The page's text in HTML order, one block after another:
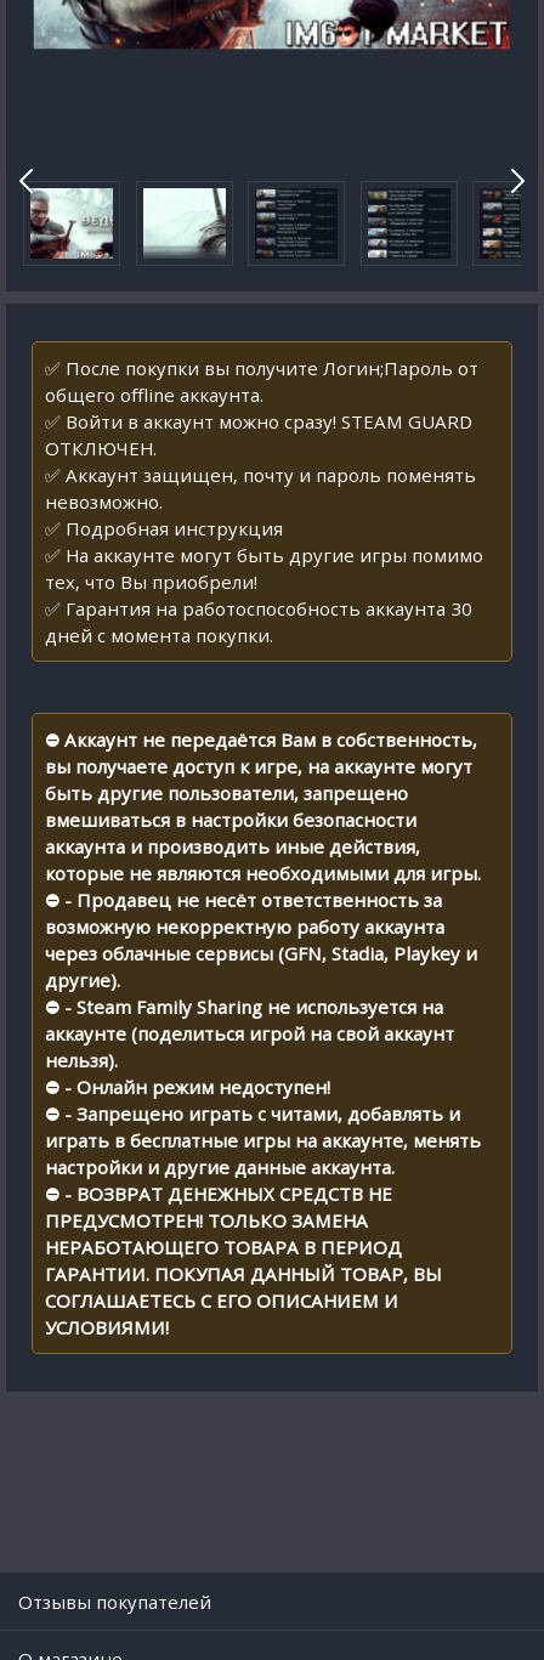
✅ После покупки вы получите Логин;Пароль от
общего offline аккаунта.
✅ Войти в аккаунт можно сразу! STEAM GUARD
ОТКЛЮЧЕН.
✅ Аккаунт защищен, почту и пароль поменять
невозможно.
✅ Подробная инструкция
✅ На аккаунте могут быть другие игры помимо
тех, что Вы приобрели!
✅ Гарантия на работоспособность аккаунта 30
дней с момента покупки.
⛔ Аккаунт не передаётся Вам в собственность,
вы получаете доступ к игре, на аккаунте могут
быть другие пользователи, запрещено
вмешиваться в настройки безопасности
аккаунта и производить иные действия,
которые не являются необходимыми для игры.
⛔ - Продавец не несёт ответственность за
возможную некорректную работу аккаунта
через облачные сервисы (GFN, Stadia, Playkey и
другие).
⛔ - Steam Family Sharing не используется на
аккаунте (поделиться игрой на свой аккаунт
нельзя).
⛔ - Онлайн режим недоступен!
⛔ - Запрещено играть с читами, добавлять и
играть в бесплатные игры на аккаунте, менять
настройки и другие данные аккаунта.
⛔ - ВОЗВРАТ ДЕНЕЖНЫХ СРЕДСТВ НЕ
ПРЕДУСМОТРЕН! ТОЛЬКО ЗАМЕНА
НЕРАБОТАЮЩЕГО ТОВАРА В ПЕРИОД
ГАРАНТИИ. ПОКУПАЯ ДАННЫЙ ТОВАР, ВЫ
СОГЛАШАЕТЕСЬ С ЕГО ОПИСАНИЕМ И
УСЛОВИЯМИ!
Отзывы покупателей